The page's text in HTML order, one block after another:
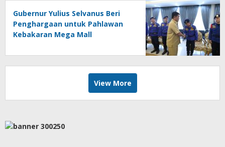
Gubernur Yulius Selvanus Beri
Penghargaan untuk Pahlawan
Kebakaran Mega Mall
View More